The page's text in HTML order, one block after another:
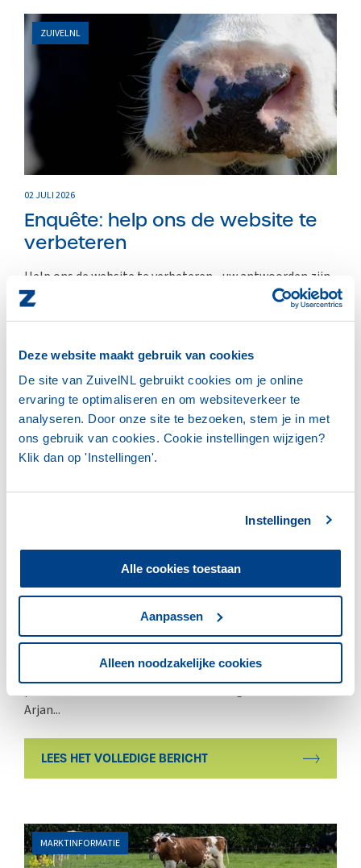
Deze website maakt gebruik van cookies
De site van ZuivelNL gebruikt cookies om je online
ervaring te optimaliseren en om websiteverkeer te
analyseren. Door onze site te bezoeken, stem je in met
ons gebruik van cookies. Cookie instellingen wijzigen?
Klik dan op 'Instellingen'.
Instellingen
Alle cookies toestaan
Aanpassen
Alleen noodzakelijke cookies
ZUIVELNL
02 JULI 2026
Enquête: help ons de website te
verbeteren
Help ons de website te verbeteren - uw antwoorden zijn
anoniem en kosten u maximaal...
ZUIVELNL
25 JUNI 2026
ZuivelNL presenteert jaarverslag
2025
Tijdens de Algemene Vergadering op 24 juni 2026
presenteerde ZuivelNL haar Jaarverslag 2025. Voorzitter
Arjan...
LEES HET VOLLEDIGE BERICHT
MARKTINFORMATIE